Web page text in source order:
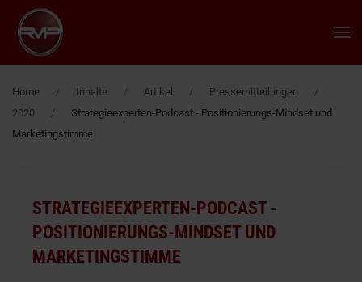
Zum Hauptinhalt springen
Home Inhalte Artikel
Pressemitteilungen
2020
Strategieexperten-Podcast - Positionierungs-Mindset und
Marketingstimme
STRATEGIEEXPERTEN-PODCAST -
POSITIONIERUNGS-MINDSET UND
MARKETINGSTIMME